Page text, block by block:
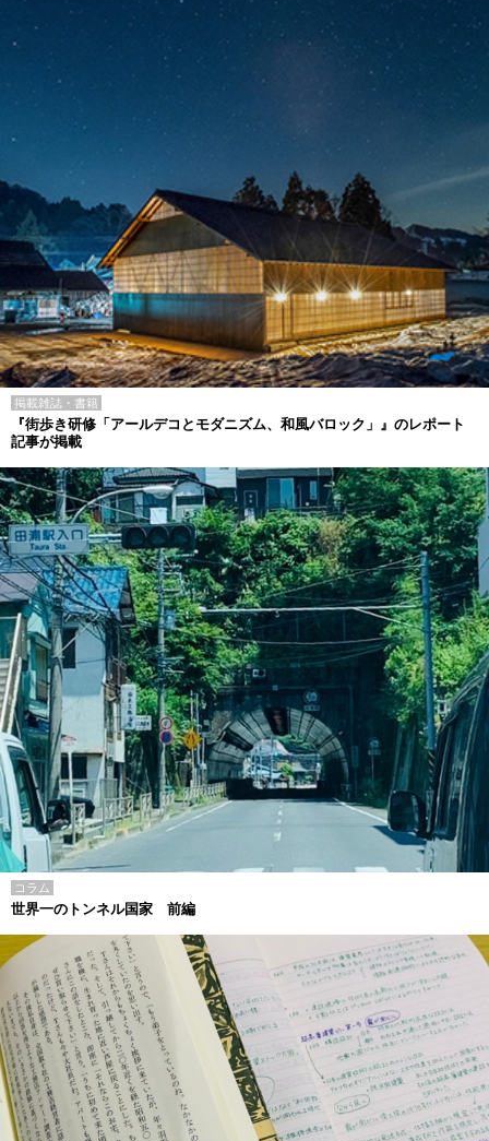
掲載雑誌・書籍
『街歩き研修「アールデコとモダニズム、和風バロック」』のレポート
記事が掲載
コラム
世界一のトンネル国家 前編